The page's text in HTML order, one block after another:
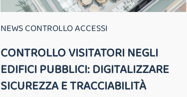
NEWS CONTROLLO ACCESSI
CONTROLLO VISITATORI NEGLI
EDIFICI PUBBLICI: DIGITALIZZARE
SICUREZZA E TRACCIABILITÀ